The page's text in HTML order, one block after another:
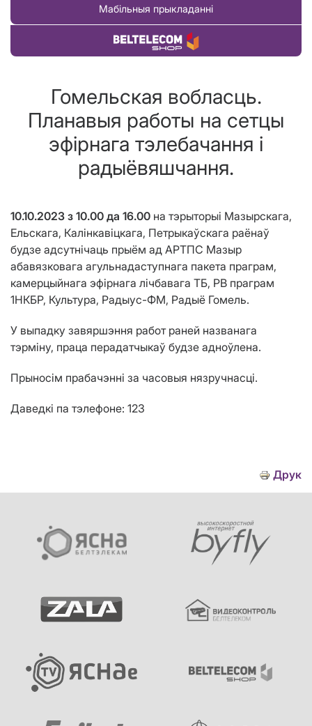
Мабільныя прыкладанні
Купіць тавар
Гомельская вобласць.
Планавыя работы на сетцы
эфірнага тэлебачання і
радыёвяшчання.
10.10.2023 з 10.00 да 16.00 на тэрыторыі Мазырскага,
Ельскага, Калінкавіцкага, Петрыкаўскага раёнаў
будзе адсутнічаць прыём ад АРТПС Мазыр
абавязковага агульнадаступнага пакета праграм,
камерцыйнага эфірнага лічбавага ТБ, РВ праграм
1НКБР, Культура, Радыус-ФМ, Радыё Гомель.
У выпадку завяршэння работ раней названага
тэрміну, праца перадатчыкаў будзе адноўлена.
Прыносім прабачэнні за часовыя нязручнасці.
Даведкі па тэлефоне: 123
Друк